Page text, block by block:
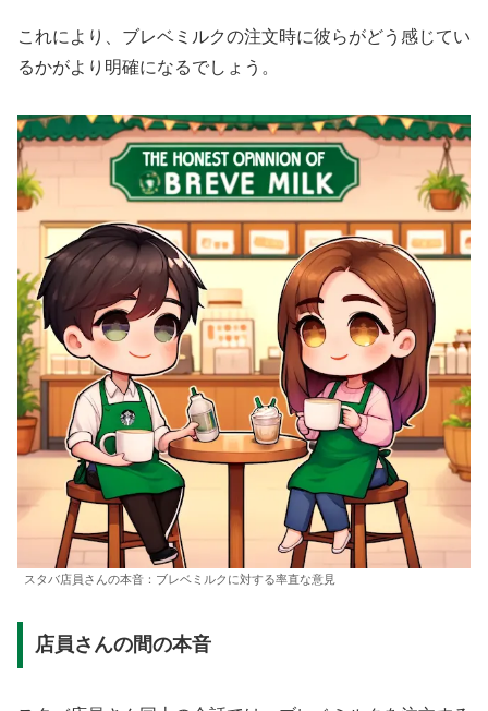
これにより、ブレベミルクの注文時に彼らがどう感じてい
るかがより明確になるでしょう。
スタバ店員さんの本音：ブレベミルクに対する率直な意見
店員さんの間の本音